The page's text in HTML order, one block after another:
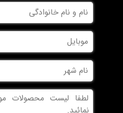
نام
و
نام
خانوادگی
موبایل
نام
شهر
بدون
عنوان